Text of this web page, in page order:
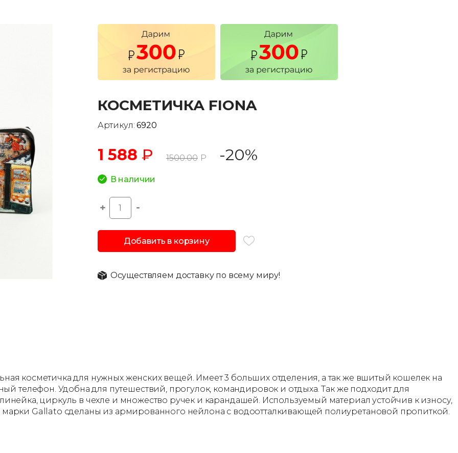
КОСМЕТИЧКА FIONA
Артикул: 6920
1 588 ₽ 1500.00 Р -20%
В наличии
Добавить в корзину
Осуществляем доставку по всему миру!
косметичка для нужных женских вещей. Имеет 3 больших отделения, а так же вшитый кошелек на
телефон. Удобна для путешествий, прогулок, командировок и отдыха. Так же подходит для
циркуль в чехле и множество ручек и карандашей. Используемый материал устойчив к износу,
марки Gallato сделаны из армированного нейлона с водоотталкивающей полиуретановой пропиткой.